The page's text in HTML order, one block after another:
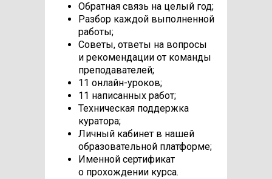
Обратная связь на целый год;
Разбор каждой выполненной
работы;
Советы, ответы на вопросы
и рекомендации от команды
преподавателей;
11 онлайн-уроков;
11 написанных работ;
Техническая поддержка
куратора;
Личный кабинет в нашей
образовательной платформе;
Именной сертификат
о прохождении курса.